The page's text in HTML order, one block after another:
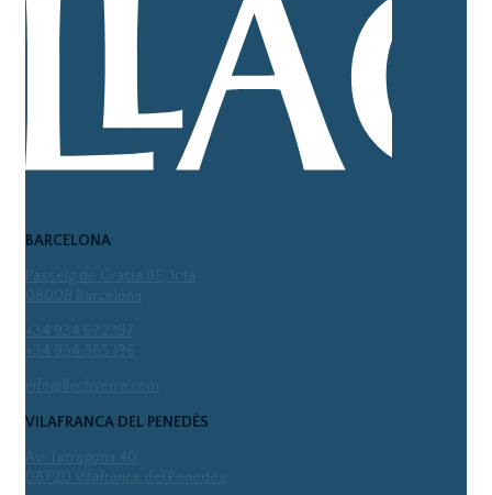
BARCELONA
info@llachserra.com
VILAFRANCA DEL PENEDÈS